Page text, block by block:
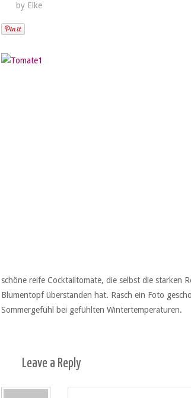
by Elke
schöne reife Cocktailtomate, die selbst die starken
Blumentopf überstanden hat. Rasch ein Foto
Sommergefühl bei gefühlten Wintertemperaturen.
Leave a Reply